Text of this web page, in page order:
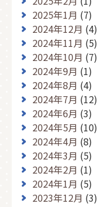
2025年1月 (7)
2024年12月 (4)
2024年11月 (5)
2024年10月 (7)
2024年9月 (1)
2024年8月 (4)
2024年7月 (12)
2024年6月 (3)
2024年5月 (10)
2024年4月 (8)
2024年3月 (5)
2024年2月 (1)
2024年1月 (5)
2023年12月 (3)